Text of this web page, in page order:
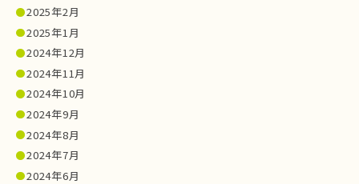
2025年2月
2025年1月
2024年12月
2024年11月
2024年10月
2024年9月
2024年8月
2024年7月
2024年6月